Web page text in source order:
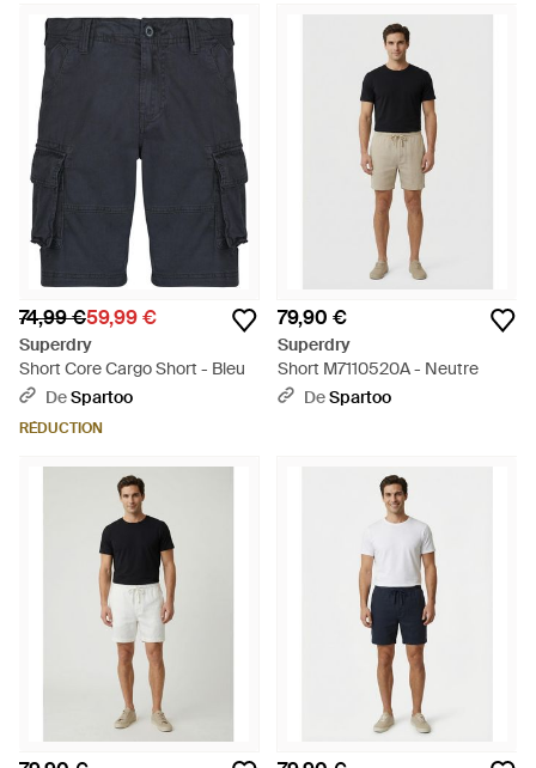
74,99 €59,99 €
Superdry
Short Core Cargo Short - Bleu
DeSpartoo
RÉDUCTION
79,90 €
Superdry
Short M7110520A - Neutre
DeSpartoo